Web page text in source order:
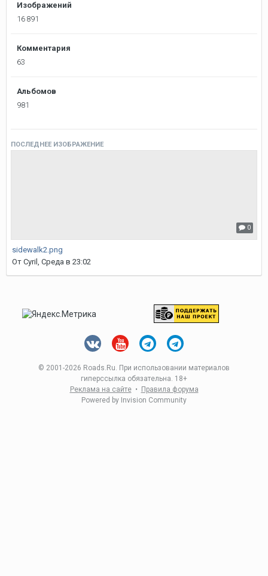
Изображений
16 891
Комментария
63
Альбомов
981
ПОСЛЕДНЕЕ ИЗОБРАЖЕНИЕ
0
sidewalk2.png
От Cyril , Среда в 23:02
© 2001-2026 Roads.Ru. При использовании материалов
гиперссылка обязательна. 18+
Реклама на сайте•
Правила форума
Powered by Invision Community